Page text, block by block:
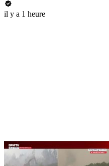
il y a 1 heure